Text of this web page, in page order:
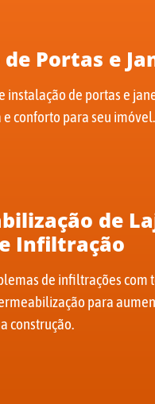
Portas e
instalação de portas e
conforto para seu imóvel.
de
Infiltração
de infiltrações com
para
construção.